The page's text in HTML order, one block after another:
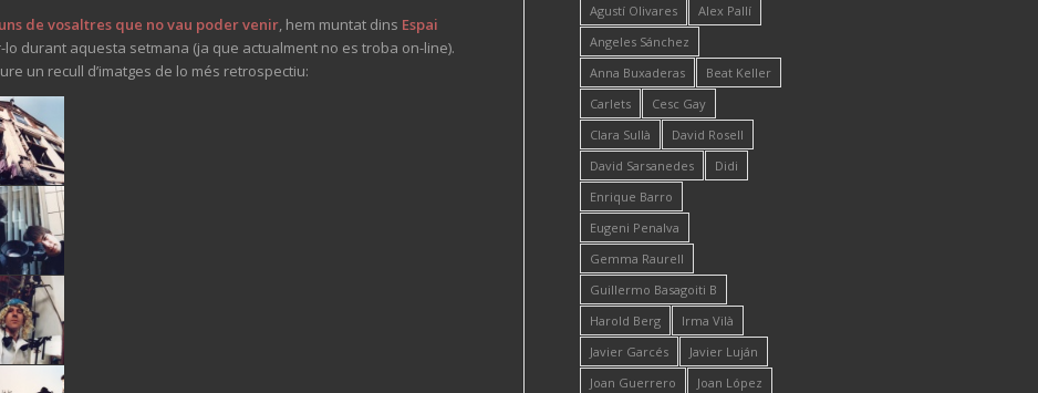
de vosaltres que no vau poder venir, hem muntat dins Espai
durant aquesta setmana (ja que actualment no es troba on-line).
un recull d’imatges de lo més retrospectiu:
Agustí Olivares
Alex Pallí
Angeles Sánchez
Anna Buxaderas
Beat Keller
Carlets
Cesc Gay
Clara Sullà
David Rosell
David Sarsanedes
Didi
Enrique Barro
Eugeni Penalva
Gemma Raurell
Guillermo Basagoiti B
Harold Berg
Irma Vilà
Javier Garcés
Javier Luján
Joan Guerrero
Joan López